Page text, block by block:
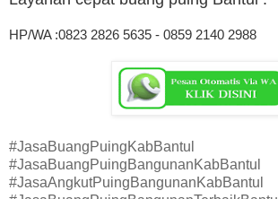
HP/WA :0823 2826 5635 - 0859 2140 2988
#JasaBuangPuingKabBantul
#JasaBuangPuingBangunanKabBantul
#JasaAngkutPuingBangunanKabBantul